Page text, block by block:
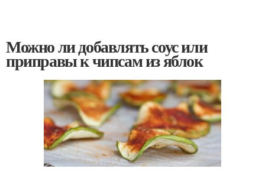
Можно ли добавлять соус или
приправы к чипсам из яблок